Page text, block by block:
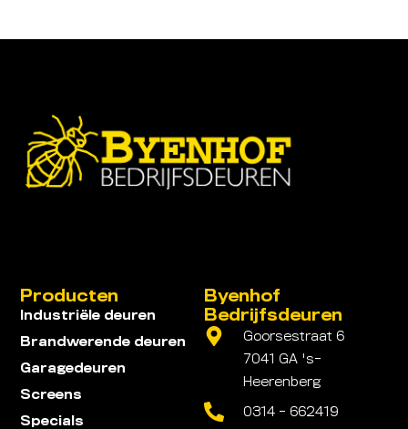
Byenhof
Bedrijfsdeuren
Goorsestraat 6
7041 GA 's-
Heerenberg
0314 - 662419
Producten
Industriële deuren
Brandwerende deuren
Garagedeuren
Screens
Specials